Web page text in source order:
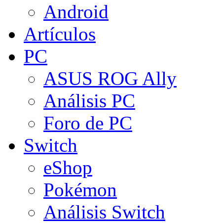
Android
Artículos
PC
ASUS ROG Ally
Análisis PC
Foro de PC
Switch
eShop
Pokémon
Análisis Switch